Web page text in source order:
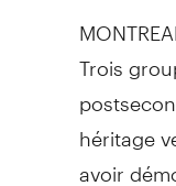
Trois
héritage
avoir